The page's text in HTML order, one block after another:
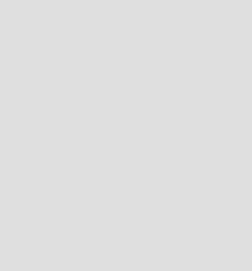
Fast Company, Condé
life muy popular
cantidad de usuarios
Si deseas descargar esta
opción. moddroid no sólo